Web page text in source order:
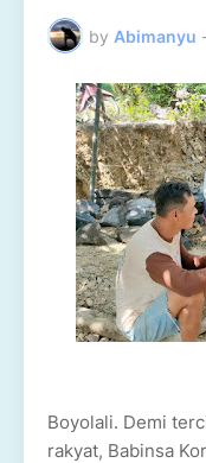
by Abimanyu
Boyolali. Demi
rakyat, Babinsa